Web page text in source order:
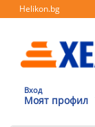
Helikon.bg
Вход
Моят профил